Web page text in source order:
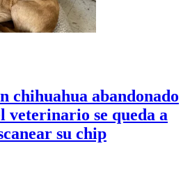
chihuahua abandonado
veterinario se queda a
su chip